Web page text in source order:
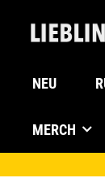
NEU
MERCH